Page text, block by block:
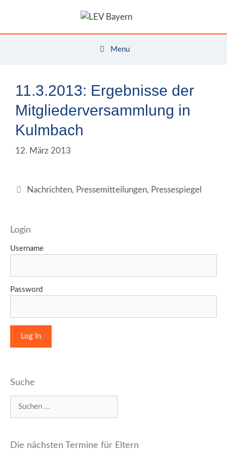
Menu
11.3.2013: Ergebnisse der
Mitgliederversammlung in
Kulmbach
12. März 2013
Kategorien
Nachrichten, Pressemitteilungen, Pressespiegel
Login
Username
Password
Suche
Die nächsten Termine für Eltern